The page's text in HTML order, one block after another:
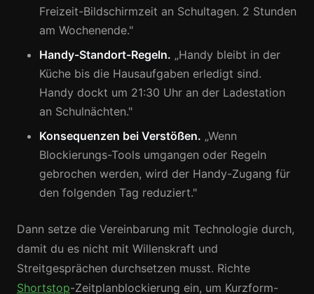
Freizeit-Bildschirmzeit an Schultagen. 2 Stunden
am Wochenende."
Handy-Standort-Regeln. „Handy bleibt in der
Küche bis die Hausaufgaben erledigt sind.
Handy dockt um 21:30 Uhr an der Ladestation
an Schulnächten."
Konsequenzen bei Verstößen. „Wenn
Blockierungs-Tools umgangen oder Regeln
gebrochen werden, wird der Handy-Zugang für
den folgenden Tag reduziert."
Dann setze die Vereinbarung mit Technologie durch,
damit du es nicht mit Willenskraft und
Streitgesprächen durchsetzen musst. Richte
Shortstop-Zeitplanblockierung ein, um Kurzform-